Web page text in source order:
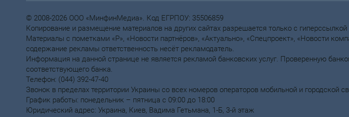
© 2008-2026 ООО «МинфинМедиа». Код ЕГРПОУ: 35506859
Копирование и размещение материалов на других сайтах разрешается только с
Материалы с пометками «Р», «Новости партнёров», «Актуально», «Спецпроект», «Новости
содержание рекламы ответственность несёт рекламодатель.
Информация на данной странице не является рекламой банковских услуг. Проверенную
соответствующего банка.
Телефон: (044) 392-47-40
Звонок в пределах территории Украины со всех номеров операторов мобильной и городской
График работы: понедельник – пятница с 09:00 до 18:00
Юридический адрес: Украина, Киев, Вадима Гетьмана, 1-Б, 3-й этаж